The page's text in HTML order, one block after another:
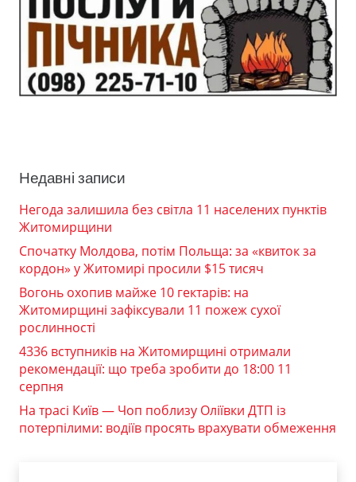
Недавні записи
Негода залишила без світла 11 населених пунктів
Житомирщини
Спочатку Молдова, потім Польща: за «квиток за
кордон» у Житомирі просили $15 тисяч
Вогонь охопив майже 10 гектарів: на
Житомирщині зафіксували 11 пожеж сухої
рослинності
4336 вступників на Житомирщині отримали
рекомендації: що треба зробити до 18:00 11
серпня
На трасі Київ — Чоп поблизу Оліївки ДТП із
потерпілими: водіїв просять врахувати обмеження